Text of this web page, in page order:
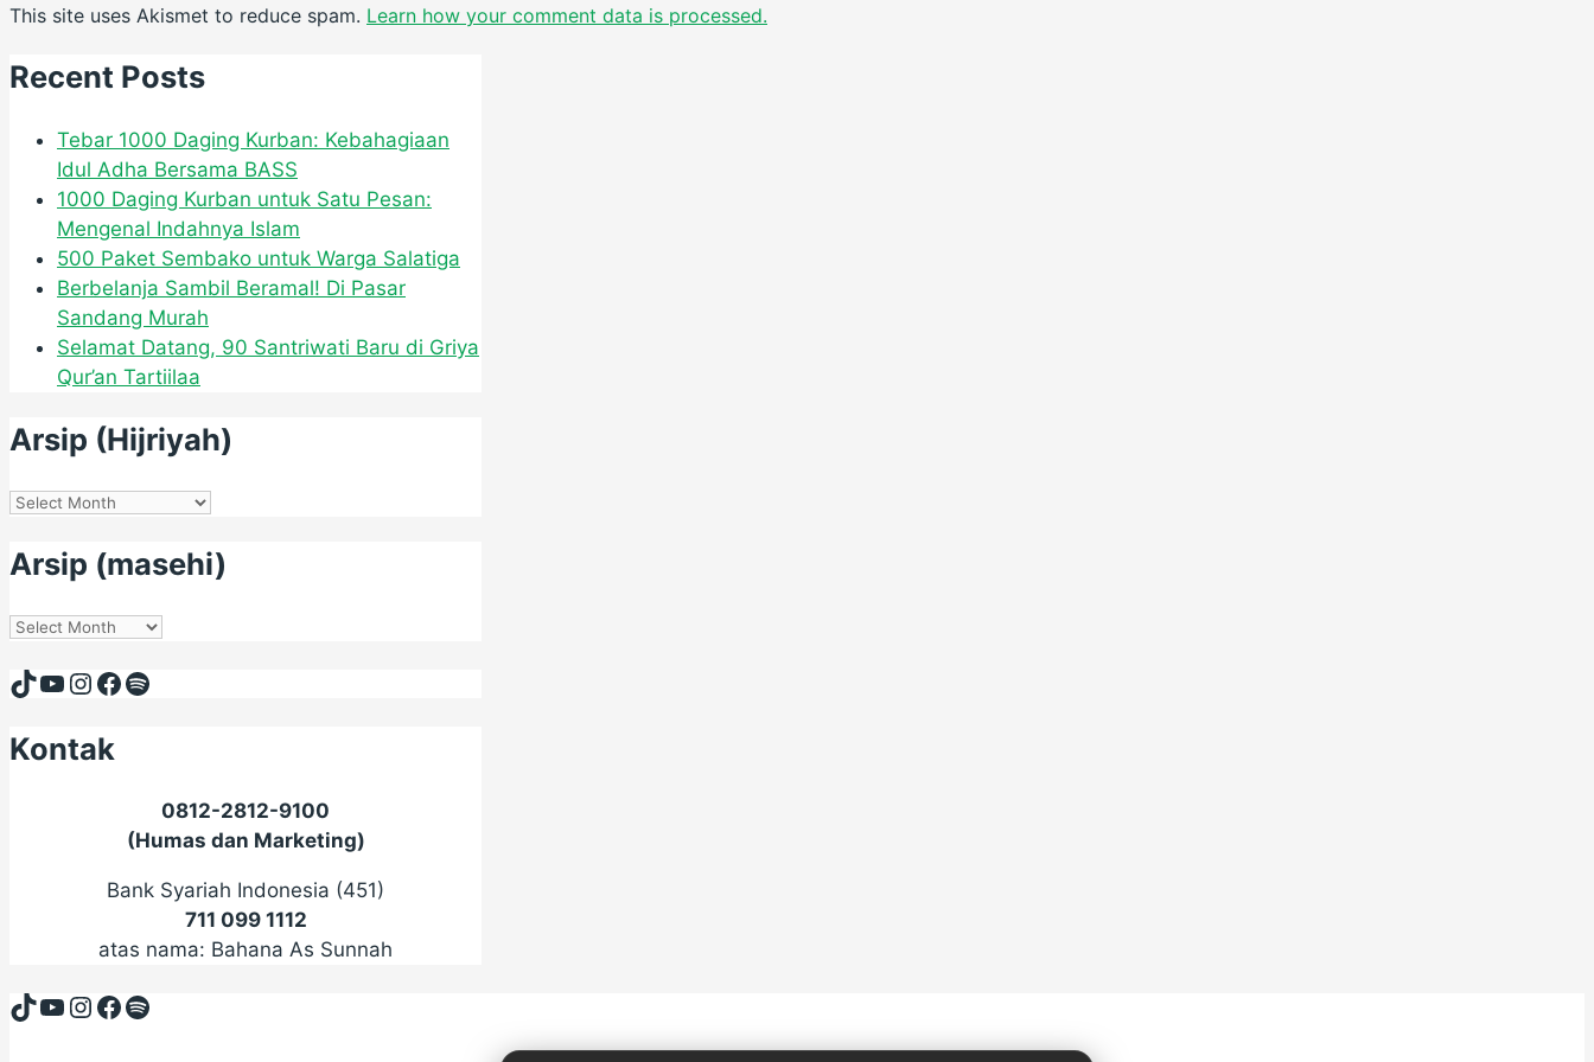
This site uses Akismet to reduce spam. Learn how your comment data is processed.
Recent Posts
Tebar 1000 Daging Kurban: Kebahagiaan
Idul Adha Bersama BASS
1000 Daging Kurban untuk Satu Pesan:
Mengenal Indahnya Islam
500 Paket Sembako untuk Warga Salatiga
Berbelanja Sambil Beramal! Di Pasar
Sandang Murah
Selamat Datang, 90 Santriwati Baru di Griya
Qur’an Tartiilaa
Arsip (Hijriyah)
Arsip
Arsip (masehi)
Arsip
TikTok
YouTube
Instagram
Facebook
Spotify
Kontak
0812-2812-9100
(Humas dan Marketing)
Bank Syariah Indonesia (451)
711 099 1112
atas nama: Bahana As Sunnah
TikTok
YouTube
Instagram
Facebook
Spotify